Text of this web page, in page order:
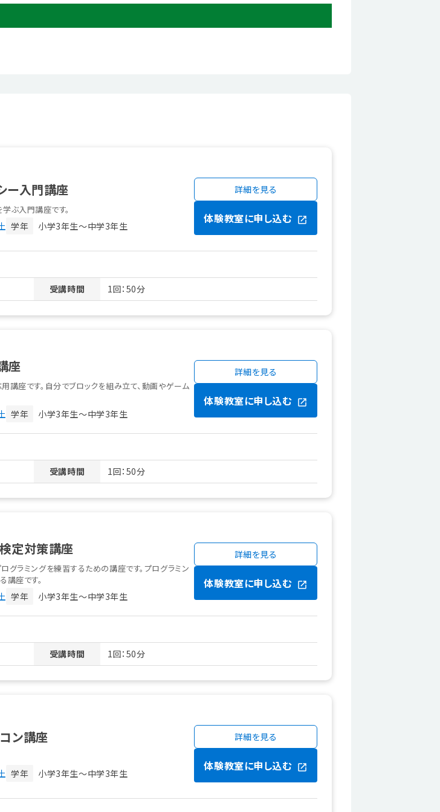
ー入門講座
ぶ入門講座です。
学年 小学3年生〜中学3年生
詳細を見る
体験教室に申し込む
受講時間 1回：50分
座
講座です。自分でブロックを組み立て、動画やゲーム
学年 小学3年生〜中学3年生
詳細を見る
体験教室に申し込む
受講時間 1回：50分
定対策講座
グラミングを練習するための講座です。プログラミン
講座です。
学年 小学3年生〜中学3年生
詳細を見る
体験教室に申し込む
受講時間 1回：50分
ン講座
学年 小学3年生〜中学3年生
詳細を見る
体験教室に申し込む